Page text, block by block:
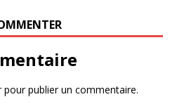
pour publier un commentaire.